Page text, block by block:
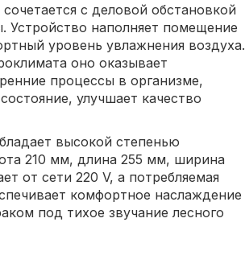
с деловой обстановкой
наполняет помещение
уровень увлажнения воздуха.
оно оказывает
процессы в организме,
улучшает качество
высокой степенью
210 мм, длина 255 мм, ширина
от сети 220 V, а потребляемая
комфортное наслаждение
под тихое звучание лесного